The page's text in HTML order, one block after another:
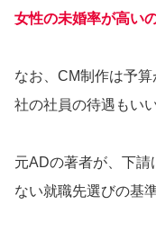
女性の未婚率が高い
なお、CM制作は予
社の社員の待遇もい
元ADの著者が、下請
ない就職先選びの基